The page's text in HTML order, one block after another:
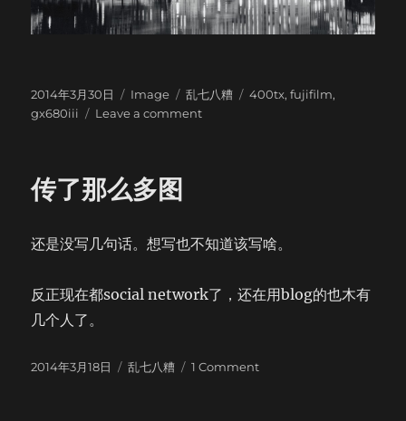
Posted
on
2014年3月30日 Format
Image Categories
乱七八糟 Tags
400tx,fujifilm,
gx680iii
Leave a commenton
传了那么多图
还是没写几句话。想写也不知道该写啥。
反正现在都social network了，还在用blog的也木有
几个人了。
Posted
2014年3月18日 Categories
乱七八糟 1 Commenton